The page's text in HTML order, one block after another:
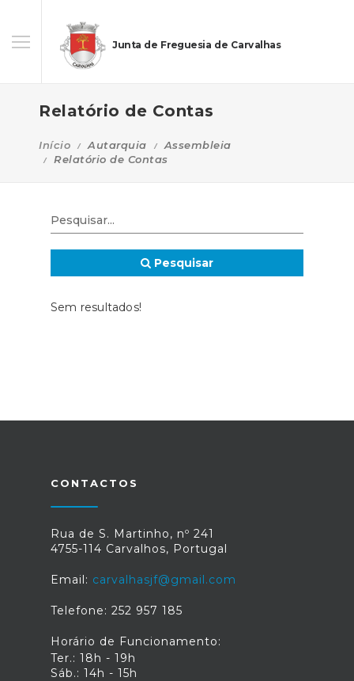
Junta de Freguesia de Carvalhas
Relatório de Contas
Início Autarquia
Assembleia
Relatório de Contas
Pesquisar
Sem resultados!
CONTACTOS
Rua de S. Martinho, nº 241
4755-114 Carvalhos, Portugal
Email: carvalhasjf@gmail.com
Telefone: 252 957 185
Horário de Funcionamento:
Ter.: 18h - 19h
Sáb.: 14h - 15h